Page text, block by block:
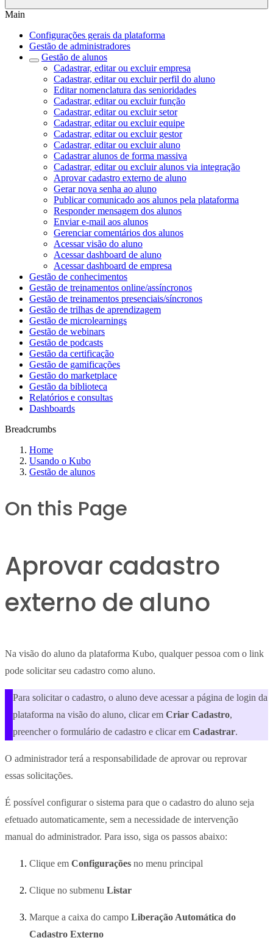
Main
Configurações gerais da plataforma
Gestão de administradores
Gestão de alunos
Cadastrar, editar ou excluir empresa
Cadastrar, editar ou excluir perfil do aluno
Editar nomenclatura das senioridades
Cadastrar, editar ou excluir função
Cadastrar, editar ou excluir setor
Cadastrar, editar ou excluir equipe
Cadastrar, editar ou excluir gestor
Cadastrar, editar ou excluir aluno
Cadastrar alunos de forma massiva
Cadastrar, editar ou excluir alunos via integração
Aprovar cadastro externo de aluno
Gerar nova senha ao aluno
Publicar comunicado aos alunos pela plataforma
Responder mensagem dos alunos
Enviar e-mail aos alunos
Gerenciar comentários dos alunos
Acessar visão do aluno
Acessar dashboard de aluno
Acessar dashboard de empresa
Gestão de conhecimentos
Gestão de treinamentos online/assíncronos
Gestão de treinamentos presenciais/síncronos
Gestão de trilhas de aprendizagem
Gestão de microlearnings
Gestão de webinars
Gestão de podcasts
Gestão da certificação
Gestão de gamificações
Gestão do marketplace
Gestão da biblioteca
Relatórios e consultas
Dashboards
Breadcrumbs
Home
Usando o Kubo
Gestão de alunos
On this Page
Aprovar cadastro
externo de aluno
Na visão do aluno da plataforma Kubo, qualquer pessoa com o link
pode solicitar seu cadastro como aluno.
Para solicitar o cadastro, o aluno deve acessar a página de login da
plataforma na visão do aluno, clicar em Criar Cadastro,
preencher o formulário de cadastro e clicar em Cadastrar.
O administrador terá a responsabilidade de aprovar ou reprovar
essas solicitações.
É possível configurar o sistema para que o cadastro do aluno seja
efetuado automaticamente, sem a necessidade de intervenção
manual do administrador. Para isso, siga os passos abaixo:
Clique em Configurações no menu principal
Clique no submenu Listar
Marque a caixa do campo Liberação Automática do
Cadastro Externo